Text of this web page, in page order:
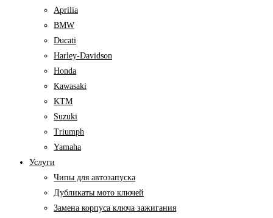
Aprilia
BMW
Ducati
Harley-Davidson
Honda
Kawasaki
KTM
Suzuki
Triumph
Yamaha
Услуги
Чипы для автозапуска
Дубликаты мото ключей
Замена корпуса ключа зажигания